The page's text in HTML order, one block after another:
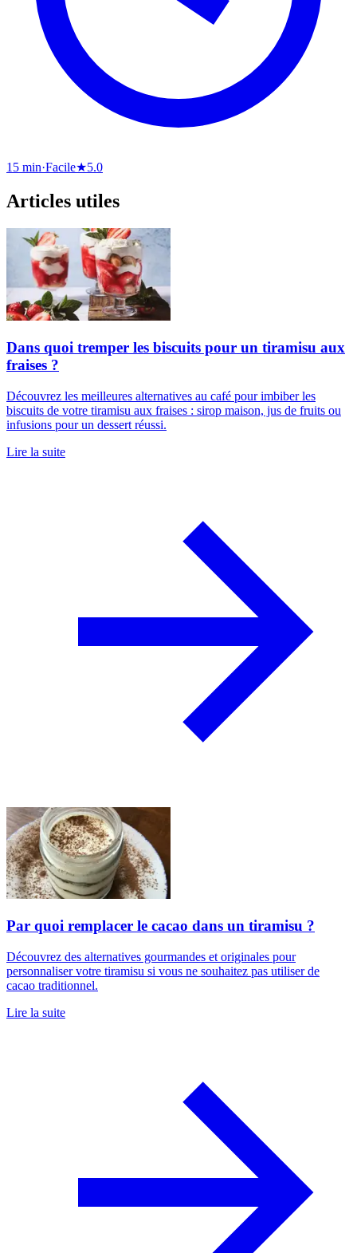
15 min·Facile★5.0
Articles utiles
Dans quoi tremper les biscuits pour un tiramisu aux
fraises ?
Découvrez les meilleures alternatives au café pour imbiber les
biscuits de votre tiramisu aux fraises : sirop maison, jus de fruits ou
infusions pour un dessert réussi.
Lire la suite
Par quoi remplacer le cacao dans un tiramisu ?
Découvrez des alternatives gourmandes et originales pour
personnaliser votre tiramisu si vous ne souhaitez pas utiliser de
cacao traditionnel.
Lire la suite